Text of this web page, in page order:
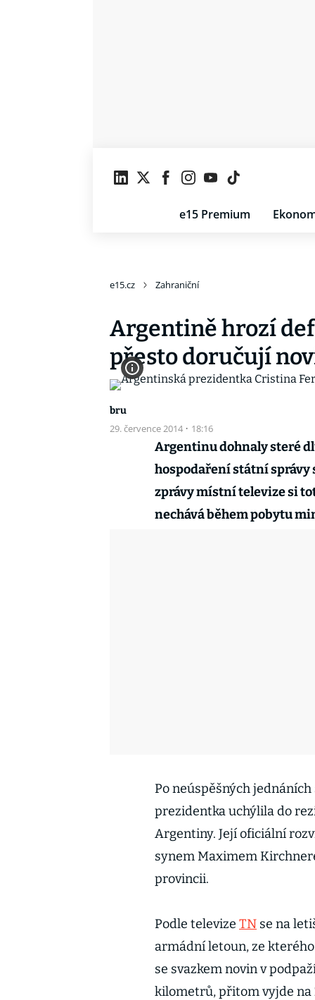
e15 Premium
e15.cz Zahraniční
Argentině hrozí
přesto doručují
bru
29. července 2014 · 18:16
Argentinu dohnaly steré
hospodaření státní správy
zprávy místní televize si
nechává během pobytu
Po neúspěšných
prezidentka uchýlila do
Argentiny. Její oficiální
synem Maximem
provincii.
Podle televize TN se na
armádní letoun, ze
se svazkem novin v
kilometrů, přitom vyjde na